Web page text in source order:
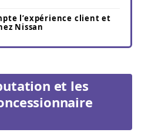
l’expérience client et
Nissan
et les